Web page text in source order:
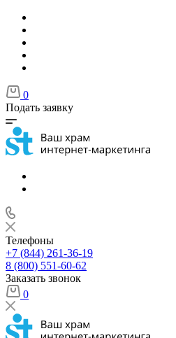
0
Подать заявку
Телефоны
+7 (844) 261-36-19
8 (800) 551-60-62
Заказать звонок
0